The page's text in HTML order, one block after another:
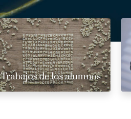
Trabajos de los alumnos